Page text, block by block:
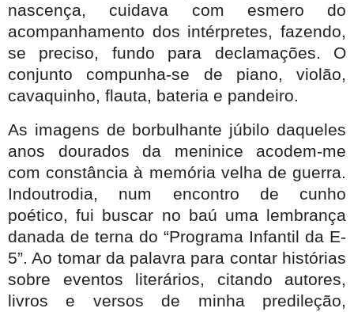
nascença, cuidava com esmero do
acompanhamento dos intérpretes, fazendo,
se preciso, fundo para declamações. O
conjunto compunha-se de piano, violão,
cavaquinho, flauta, bateria e pandeiro.
As imagens de borbulhante júbilo daqueles
anos dourados da meninice acodem-me
com constância à memória velha de guerra.
Indoutrodia, num encontro de cunho
poético, fui buscar no baú uma lembrança
danada de terna do “Programa Infantil da E-
5”. Ao tomar da palavra para contar histórias
sobre eventos literários, citando autores,
livros e versos de minha predileção,